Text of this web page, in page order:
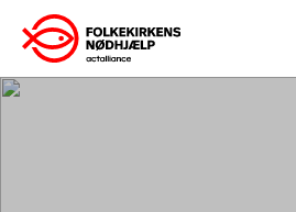
Gå
til
indhold